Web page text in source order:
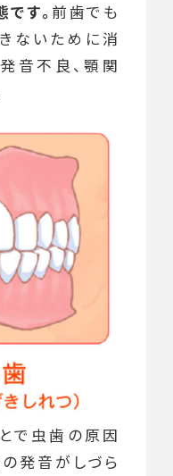
です。 前歯でも
ないために消
音不良、顎関
で虫歯の原因
発音がしづら